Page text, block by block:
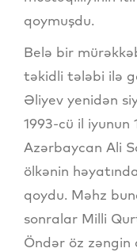
qoymuşdu.
Belə bir
təkidli tələbi ilə
Əliyev yenidən
1993-cü il
Azərbaycan Ali
ölkənin
qoydu. Məhz
sonralar Milli
Öndər öz